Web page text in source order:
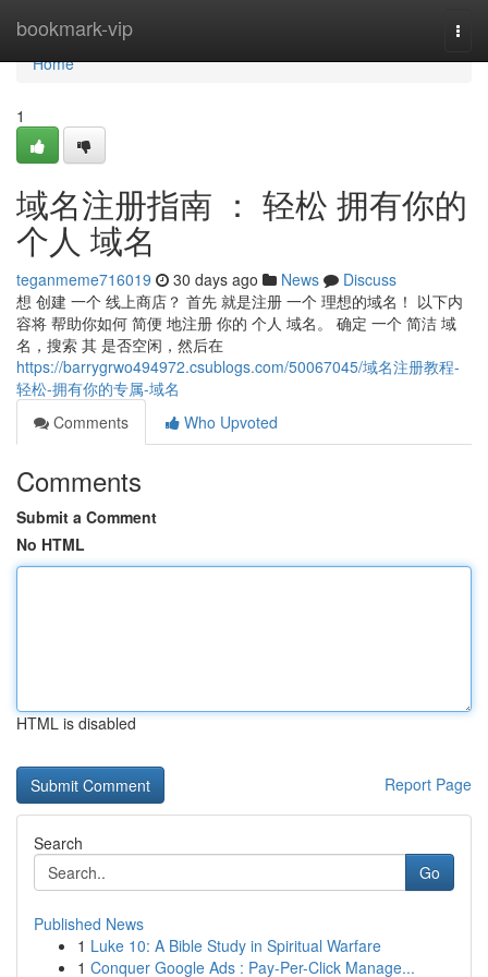
bookmark-vip
Home
Home
1
域名注册指南 ： 轻松 拥有你的
个人 域名
teganmeme716019 30 days ago News
Discuss
想 创建 一个 线上商店？ 首先 就是注册 一个 理想的域名！ 以下内
容将 帮助你如何 简便 地注册 你的 个人 域名。 确定 一个 简洁 域
名，搜索 其 是否空闲，然后在
https://barrygrwo494972.csublogs.com/50067045/域名注册教程-
轻松-拥有你的专属-域名
Comments
Who Upvoted
Comments
Submit a Comment
No HTML
HTML is disabled
Report Page
Search
Go
Published News
1 Luke 10: A Bible Study in Spiritual Warfare
1 Conquer Google Ads : Pay-Per-Click Manage...